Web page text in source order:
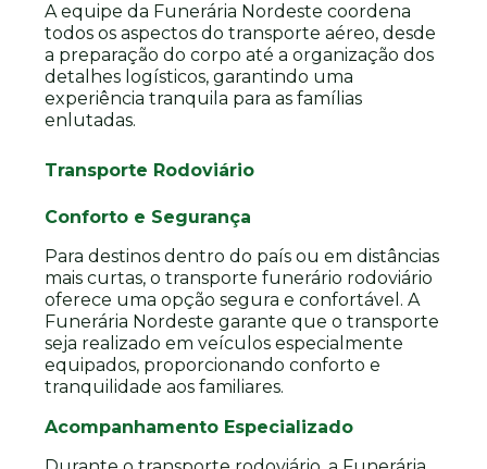
A equipe da Funerária Nordeste coordena
todos os aspectos do transporte aéreo, desde
a preparação do corpo até a organização dos
detalhes logísticos, garantindo uma
experiência tranquila para as famílias
enlutadas.
Transporte Rodoviário
Conforto e Segurança
Para destinos dentro do país ou em distâncias
mais curtas, o transporte funerário rodoviário
oferece uma opção segura e confortável. A
Funerária Nordeste garante que o transporte
seja realizado em veículos especialmente
equipados, proporcionando conforto e
tranquilidade aos familiares.
Acompanhamento Especializado